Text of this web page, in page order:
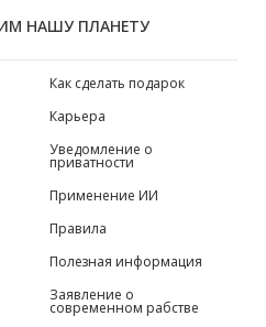
НАШУ ПЛАНЕТУ
Как сделать подарок
Карьера
Уведомление о
приватности
Применение ИИ
Правила
Полезная информация
Заявление о
современном рабстве